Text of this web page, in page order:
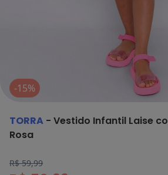
-15%
TORRA - Vestido Infantil Laise
Rosa
R$ 59,99